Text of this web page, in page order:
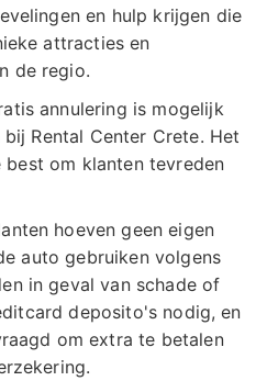
en hulp krijgen die
attracties en
de regio.
annulering is mogelijk
Rental Center Crete. Het
om klanten tevreden
hoeven geen eigen
auto gebruiken volgens
in geval van schade of
deposito's nodig, en
om extra te betalen